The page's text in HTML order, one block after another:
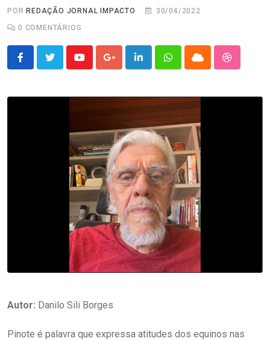
POR REDAÇÃO JORNAL IMPACTO
30/04/2022
0 COMENTÁRIOS
YoutubeGoogle+LinkedInWhatsappCloud
Autor: Danilo Sili Borges
Pinote é palavra que expressa atitudes dos equinos nas